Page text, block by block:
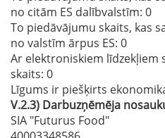
no citām ES dalībvalstīm: 0
To piedāvājumu skaits, kas
no valstīm ārpus ES: 0
Ar elektroniskiem līdzekļiem
skaits: 0
Līgums ir piešķirts
V.2.3) Darbuzņēmēja
SIA "Futurus Food"